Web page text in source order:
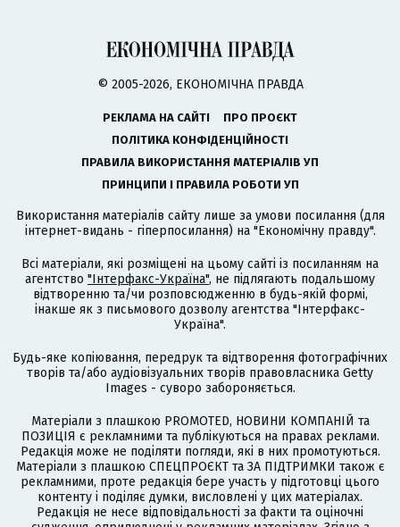
© 2005-2026, ЕКОНОМІЧНА ПРАВДА
РЕКЛАМА НА САЙТІ
ПРО ПРОЄКТ
ПОЛІТИКА КОНФІДЕНЦІЙНОСТІ
ПРАВИЛА ВИКОРИСТАННЯ МАТЕРІАЛІВ УП
ПРИНЦИПИ І ПРАВИЛА РОБОТИ УП
Використання матеріалів сайту лише за умови посилання (для
інтернет-видань - гіперпосилання) на "Економічну правду".
Всі матеріали, які розміщені на цьому сайті із посиланням на
агентство "Інтерфакс-Україна", не підлягають подальшому
відтворенню та/чи розповсюдженню в будь-якій формі,
інакше як з письмового дозволу агентства "Інтерфакс-
Україна".
Будь-яке копіювання, передрук та відтворення фотографічних
творів та/або аудіовізуальних творів правовласника Getty
Images - суворо забороняється.
Матеріали з плашкою PROMOTED, НОВИНИ КОМПАНІЙ та
ПОЗИЦІЯ є рекламними та публікуються на правах реклами.
Редакція може не поділяти погляди, які в них промотуються.
Матеріали з плашкою СПЕЦПРОЄКТ та ЗА ПІДТРИМКИ також є
рекламними, проте редакція бере участь у підготовці цього
контенту і поділяє думки, висловлені у цих матеріалах.
Редакція не несе відповідальності за факти та оціночні